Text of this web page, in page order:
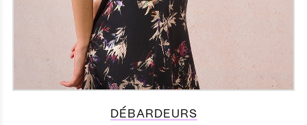
DÉBARDEURS